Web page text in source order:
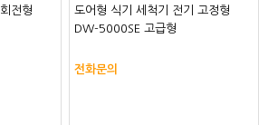
전형
도어형 식기 세척기 전기 고정형
DW-5000SE 고급형
전화문의